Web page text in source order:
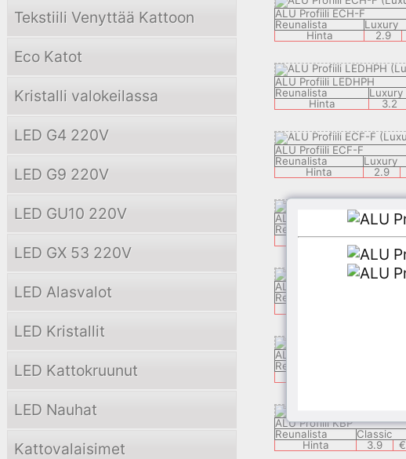
Tekstiili Venyttää Kattoon
Eco Katot
Kristalli valokeilassa
LED G4 220V
LED G9 220V
LED GU10 220V
LED GX 53 220V
LED Alasvalot
LED Kristallit
LED Kattokruunut
LED Nauhat
Kattovalaisimet
ALU Profiili ECH-F
Reunalista
Luxury
Hinta
2.9
ALU Profiili LEDHPH
Reunalista
Luxury
Hinta
3.2
ALU Profiili ECF-F
Reunalista
Luxury
Hinta
2.9
ALU Profiili LEDECH
Reunalista
Luxury
Hinta
8.9
ALU Profiili ZEK
Reunalista
ALU Profiili APPLY 05
Reunalista
ALU Profiili KBP
Reunalista
Classic
Hinta
3.9 €